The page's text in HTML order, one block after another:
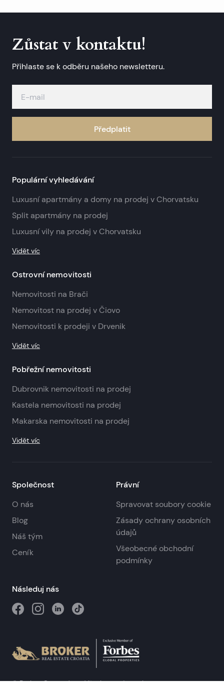
Zůstat v kontaktu!
Přihlaste se k odběru našeho newsletteru.
Předplatit
Populární vyhledávání
Luxusní apartmány a domy na prodej v Chorvatsku
Split apartmány na prodej
Luxusní vily na prodej v Chorvatsku
Vidět víc
Ostrovní nemovitosti
Nemovitosti na Brači
Nemovitost na prodej v Čiovo
Nemovitosti k prodeji v Drvenik
Vidět víc
Pobřežní nemovitosti
Dubrovnik nemovitosti na prodej
Kastela nemovitosti na prodej
Makarska nemovitosti na prodej
Vidět víc
Společnost
O nás
Blog
Náš tým
Ceník
Právní
Spravovat soubory cookie
Zásady ochrany osobních
údajů
Všeobecné obchodní
podmínky
Následuj nás